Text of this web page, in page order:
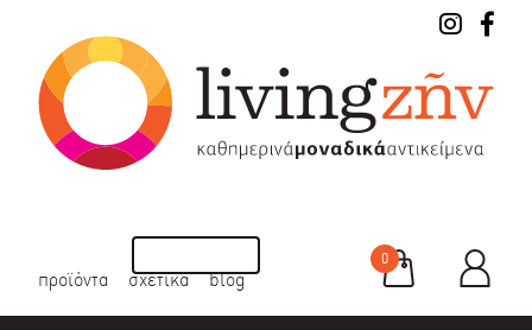
προϊόντα σχετικά blog
0